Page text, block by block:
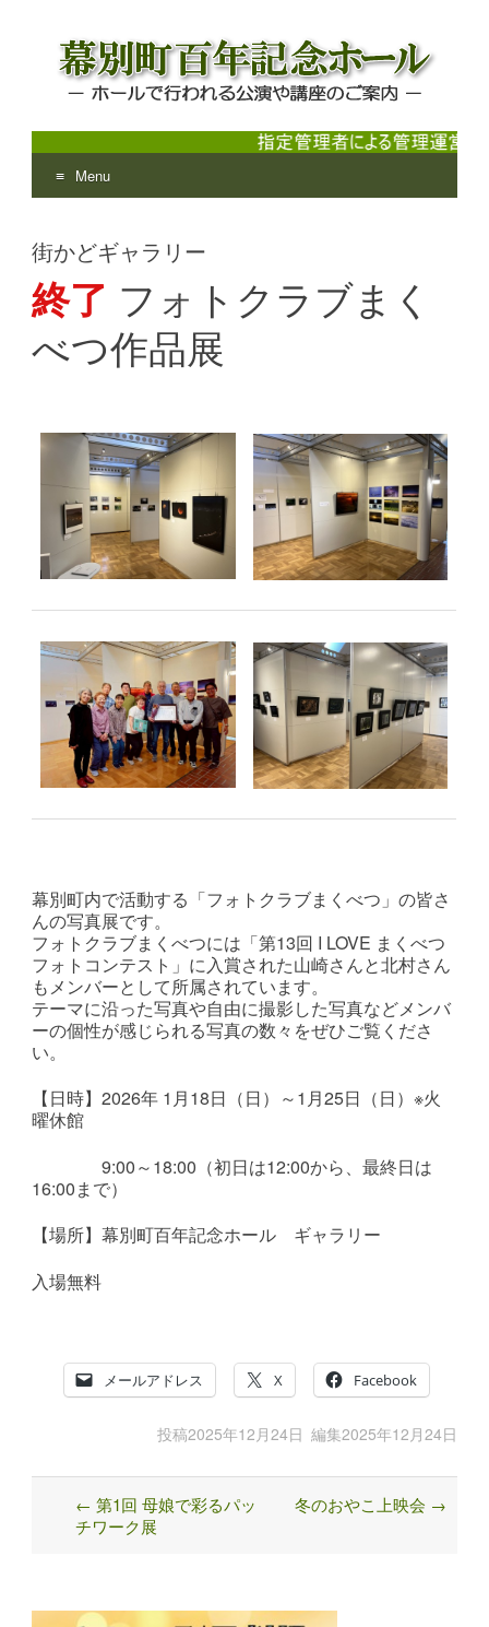
幕別町百年記念ホール
ホールで行われる公演や講座のご案内
Menu
to
content
街かどギャラリー
終了 フォトクラブまく
べつ作品展
幕別町内で活動する「フォトクラブまくべつ」の皆さ
んの写真展です。
フォトクラブまくべつには「第13回 I LOVE まくべつ
フォトコンテスト」に入賞された山崎さんと北村さん
もメンバーとして所属されています。
テーマに沿った写真や自由に撮影した写真などメンバ
ーの個性が感じられる写真の数々をぜひご覧くださ
い。
【日時】2026年 1月18日（日）～1月25日（日）※火
曜休館
9:00～18:00（初日は12:00から、最終日は
16:00まで）
【場所】幕別町百年記念ホール ギャラリー
入場無料
メールアドレス X Facebook
投稿2025年12月24日 編集2025年12月24日
Post
navigation
← 第1回 母娘で彩るパッ
チワーク展
冬のおやこ上映会 →